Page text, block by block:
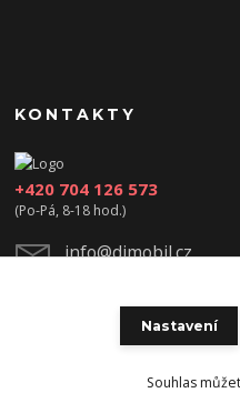
KONTAKTY
+420 704 126 573
(Po-Pá, 8-18 hod.)
info@djmobil.cz
Vytvořeno na
Nastavení
Souhlas